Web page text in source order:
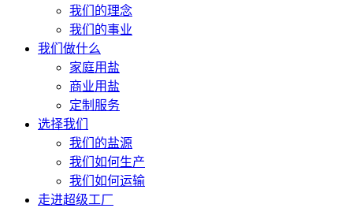
我们的理念
我们的事业
我们做什么
家庭用盐
商业用盐
定制服务
选择我们
我们的盐源
我们如何生产
我们如何运输
走进超级工厂